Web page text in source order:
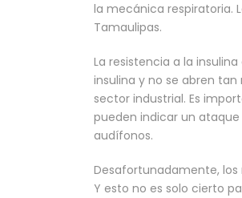
la mecánica respiratoria.
Tamaulipas.
La resistencia a la
insulina y no se abren
sector industrial. Es
pueden indicar un
audífonos.
Desafortunadamente,
Y esto no es solo cierto